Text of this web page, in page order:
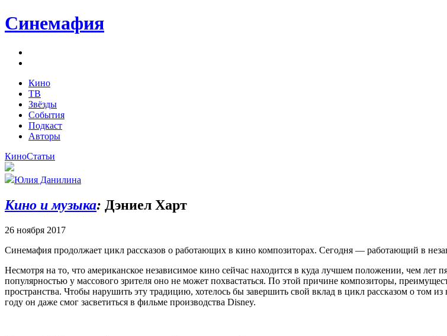
Синемафия
Кино
ТВ
Звёзды
События
Подкаст
Авторы
КиноСтатьи
Юлия Данилина
Кино и музыка: Дэниел Харт
26 ноября 2017
Синемафия продолжает цикл рассказов о работающих в кино композиторах. Сегодня — работающий в
Несмотря на то, что американское независимое кино сейчас находится в куда лучшем положении, чем лет
популярностью у массового зрителя оно не может похвастаться. По этой причине композиторы,
пространства. Чтобы нарушить эту традицию, хотелось бы завершить свой вклад в цикл рассказом о том
году он даже смог засветиться в фильме производства Disney.